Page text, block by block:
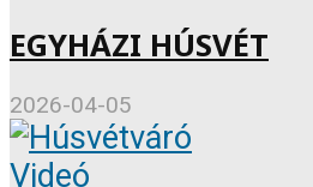
EGYHÁZI HÚSVÉT
2026-04-05
Videó